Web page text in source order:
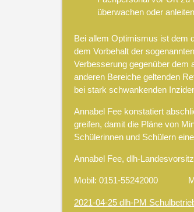
überwachen oder
Bei allem Optimismus ist dem
dem Vorbehalt der
Verbesserung gegenüber dem
anderen Bereiche geltenden
bei stark schwankenden
Annabel Fee konstatiert
greifen, damit die Pläne von
Schülerinnen und Schülern
Annabel Fee, dlh-
Mobil: 0151-55242000
2021-04-25 dlh-PM